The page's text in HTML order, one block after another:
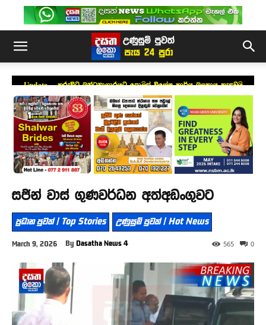
Update – කුරුවිට බන්ධනාගාරයට පොලිස් විශේෂ කාර්ය බලකාය කැඳවයි
සජින් වාස් ගුණවර්ධන අත්අඩංගුවට
ප්‍රධාන පුවත් | Top Stories උණුසුම් පුවත් | Hot News
March 9, 2026 By Dasatha News 4 0
565